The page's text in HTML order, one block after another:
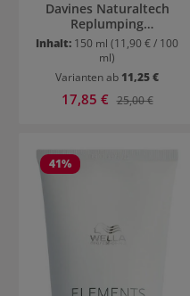
Davines Naturaltech
Replumping
Conditioner
Inhalt: 150 ml (11,90 € / 100
ml)
Varianten ab 11,25 €
Verkaufspreis:
17,85 € Regulärer Preis:
25,00 €
41%